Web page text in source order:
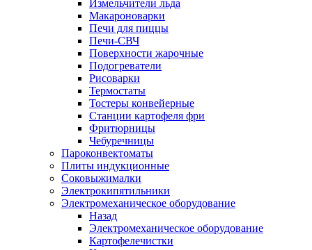
Измельчители льда
Макароноварки
Печи для пиццы
Печи-СВЧ
Поверхности жарочные
Подогреватели
Рисоварки
Термостаты
Тостеры конвейерные
Станции картофеля фри
Фритюрницы
Чебуречницы
Пароконвектоматы
Плиты индукционные
Соковыжималки
Электрокипятильники
Электромеханическое оборудование
Назад
Электромеханическое оборудование
Картофелечистки